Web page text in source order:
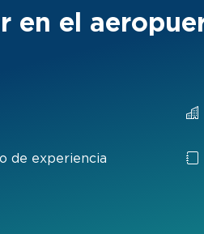
en el
de experiencia